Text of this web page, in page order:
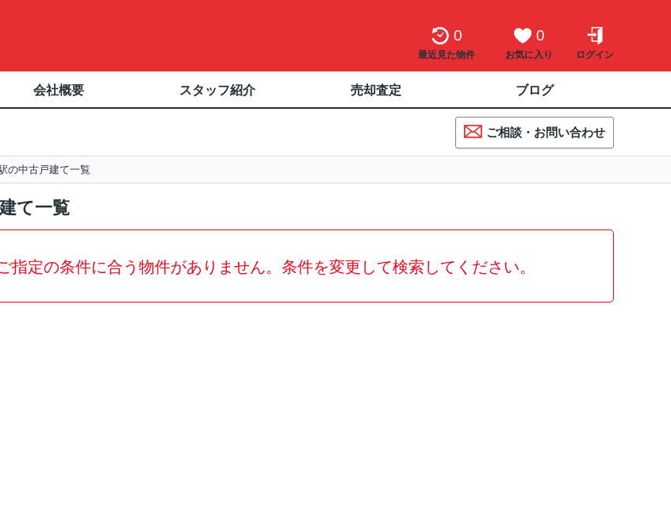
0
最近見た物件
0
お気に入り ログイン
会社概要 スタッフ紹介 売却査定 ブログ
ご相談・お問い合わせ
の中古戸建て一覧
て一覧
指定の条件に合う物件がありません。条件を変更して検索してください。